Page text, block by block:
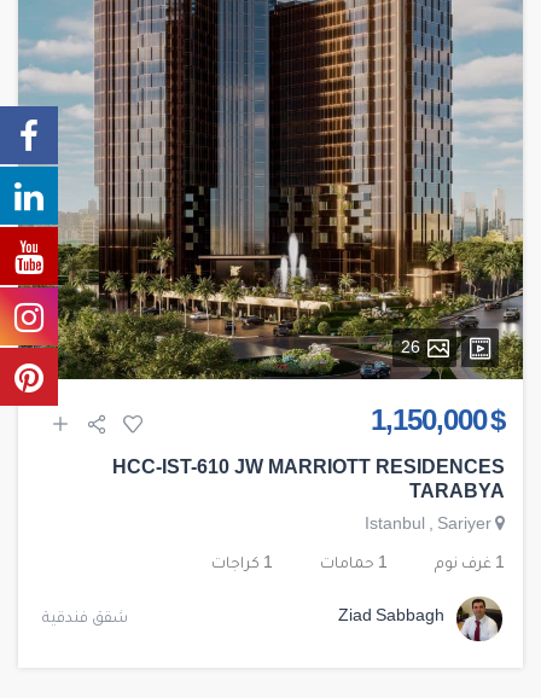
26
$ 1,150,000
HCC-IST-610 JW MARRIOTT RESIDENCES
TARABYA
Istanbul , Sariyer
1 غرف نوم 1 حمامات 1 كراجات
Ziad Sabbagh شقق فندقية